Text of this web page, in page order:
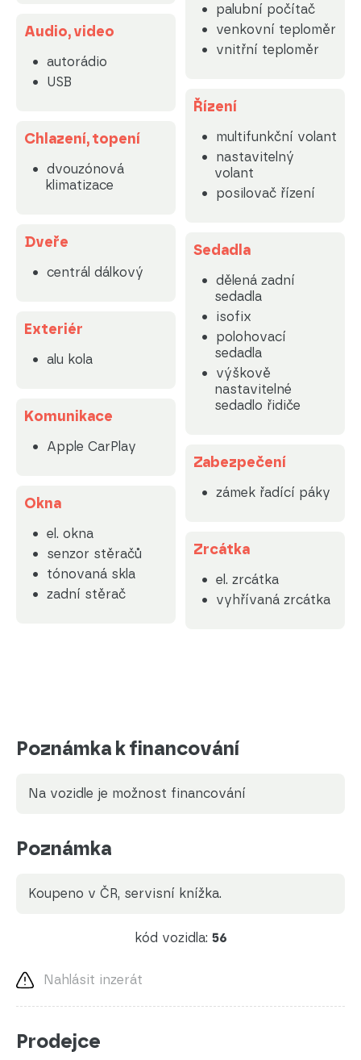
Audio, video
autorádio
USB
Chlazení, topení
dvouzónová
klimatizace
Dveře
centrál dálkový
Exteriér
alu kola
Komunikace
Apple CarPlay
Okna
el. okna
senzor stěračů
tónovaná skla
zadní stěrač
palubní počítač
venkovní teploměr
vnitřní teploměr
Řízení
multifunkční volant
nastavitelný
volant
posilovač řízení
Sedadla
dělená zadní
sedadla
isofix
polohovací
sedadla
výškově
nastavitelné
sedadlo řidiče
Zabezpečení
zámek řadící páky
Zrcátka
el. zrcátka
vyhřívaná zrcátka
Poznámka k financování
Na vozidle je možnost financování
Poznámka
koupeno v ČR, servisní knížka.
kód vozidla: 56
Nahlásit inzerát
Prodejce